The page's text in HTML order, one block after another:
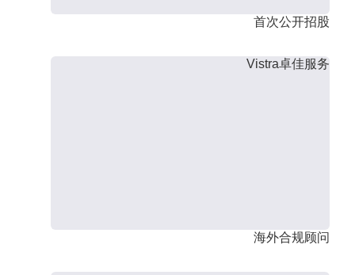
首次公开招股
Vistra卓佳服务
海外合规顾问